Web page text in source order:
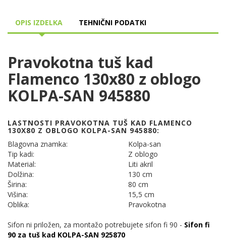
OPIS IZDELKA TEHNIČNI PODATKI
Pravokotna tuš kad
Flamenco 130x80 z oblogo
KOLPA-SAN 945880
LASTNOSTI PRAVOKOTNA TUŠ KAD FLAMENCO
130X80 Z OBLOGO KOLPA-SAN 945880:
Blagovna znamka:
Kolpa-san
Tip kadi:
Z oblogo
Material:
Liti akril
Dolžina:
130 cm
Širina:
80 cm
Višina:
15,5 cm
Oblika:
Pravokotna
Sifon ni priložen, za montažo potrebujete sifon fi 90 - Sifon fi
90 za tuš kad KOLPA-SAN 925870